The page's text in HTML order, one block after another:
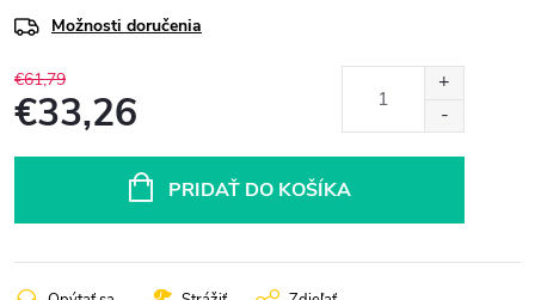
Možnosti doručenia
€61,79
€33,26
PRIDAŤ DO KOŠÍKA